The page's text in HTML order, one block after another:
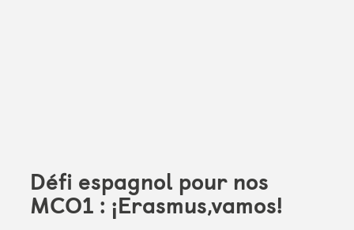
Défi espagnol pour nos
MCO1 : ¡Erasmus,vamos!